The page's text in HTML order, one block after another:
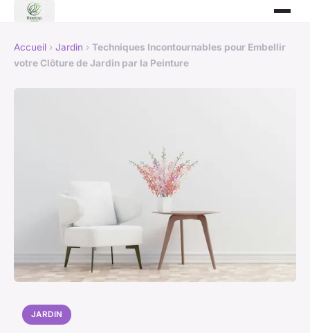
Accueil › Jardin › Techniques Incontournables pour Embellir
votre Clôture de Jardin par la Peinture
JARDIN